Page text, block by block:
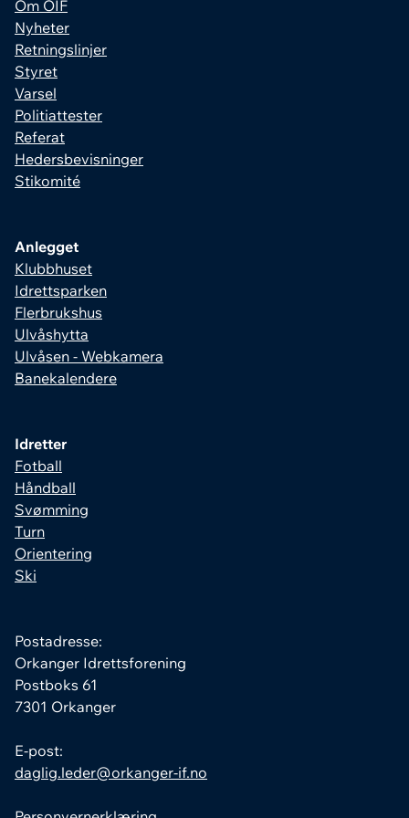
Om OIF
Nyheter
Retningslinjer
Styret
Varsel
Politiattester
Referat
Hedersbevisninger
Stikomité
Anlegget
Klubbhuset
Idrettsparken
Flerbrukshus
Ulvåshytta
Ulvåsen - Webkamera
Banekalendere
Idretter
Fotball
Håndball
Svømming
Turn
Orientering
Ski
Postadresse:
Orkanger Idrettsforening
Postboks 61
7301 Orkanger
E-post:
daglig.leder@orkanger-if.no